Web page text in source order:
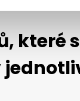
které